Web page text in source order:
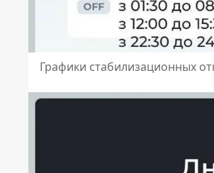
Графики стабилизационных